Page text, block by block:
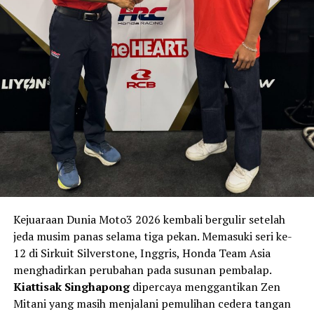
Kejuaraan Dunia Moto3 2026 kembali bergulir setelah
jeda musim panas selama tiga pekan. Memasuki seri ke-
12 di Sirkuit Silverstone, Inggris, Honda Team Asia
menghadirkan perubahan pada susunan pembalap.
Kiattisak Singhapongdipercaya menggantikan Zen
Mitani yang masih menjalani pemulihan cedera tangan